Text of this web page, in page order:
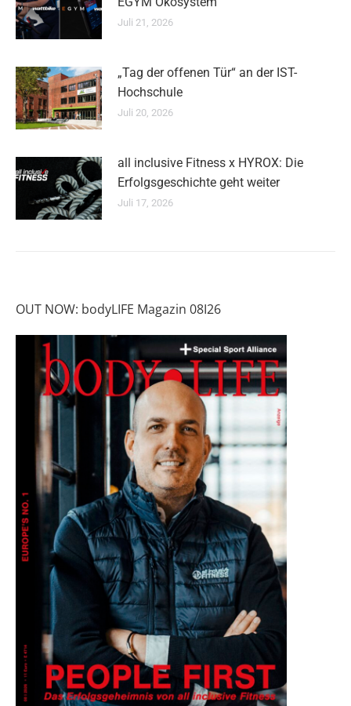
Juli 21, 2026
„Tag der offenen Tür“ an der IST-
Hochschule
Juli 20, 2026
all inclusive Fitness x HYROX: Die
Erfolgsgeschichte geht weiter
Juli 17, 2026
OUT NOW: bodyLIFE Magazin 08I26